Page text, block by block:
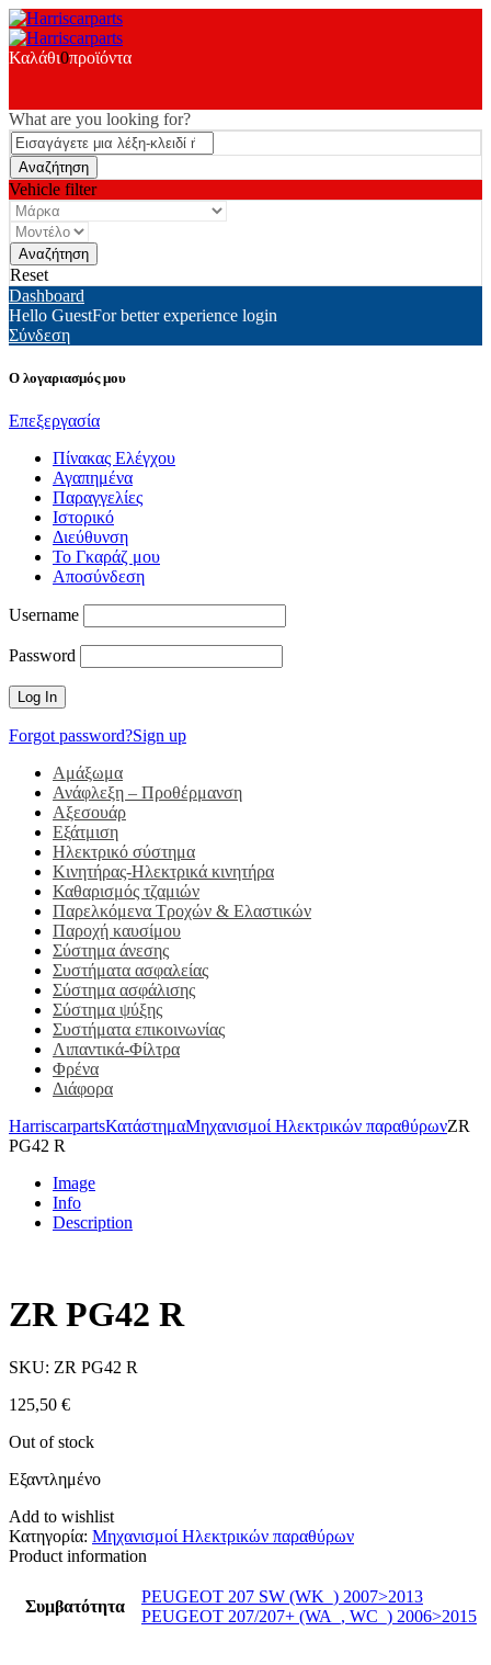
Καλάθι0προϊόντα
What are you looking for?
Vehicle filter
Reset
Dashboard
Hello GuestFor better experience login
Σύνδεση
Ο λογαριασμός μου
Επεξεργασία
Πίνακας Ελέγχου
Αγαπημένα
Παραγγελίες
Ιστορικό
Διεύθυνση
Το Γκαράζ μου
Αποσύνδεση
Username
Password
Forgot password?Sign up
Αμάξωμα
Ανάφλεξη – Προθέρμανση
Αξεσουάρ
Εξάτμιση
Ηλεκτρικό σύστημα
Κινητήρας-Ηλεκτρικά κινητήρα
Καθαρισμός τζαμιών
Παρελκόμενα Τροχών & Ελαστικών
Παροχή καυσίμου
Σύστημα άνεσης
Συστήματα ασφαλείας
Σύστημα ασφάλισης
Σύστημα ψύξης
Συστήματα επικοινωνίας
Λιπαντικά-Φίλτρα
Φρένα
Διάφορα
HarriscarpartsΚατάστημαΜηχανισμοί Ηλεκτρικών παραθύρωνZR
PG42 R
Image
Info
Description
ZR PG42 R
SKU: ZR PG42 R
125,50 €
Out of stock
Εξαντλημένο
Add to wishlist
Κατηγορία: Μηχανισμοί Ηλεκτρικών παραθύρων
Product information
Συμβατότητα
PEUGEOT 207 SW (WK_) 2007>2013
PEUGEOT 207/207+ (WA_, WC_) 2006>2015